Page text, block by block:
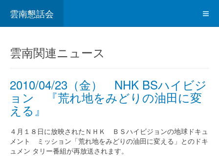
雲南懇話会
雲南関連ニュース
2010/04/23（金） NHK BSハイビジ
ョン 『荒れ地をみどりの油田に変
える』
４月１８日に放映されたＮＨＫ ＢＳハイビジョンの地球ドキュ
メント ミッション「荒れ地をみどりの油田に変える」とのドキ
ュメン タリー番組が再放送されます。